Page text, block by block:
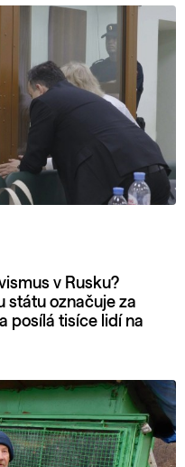
v Rusku?
státu označuje za
posílá tisíce lidí na